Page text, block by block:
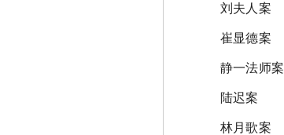
刘夫人案
崔显德案
静一法师案
陆迟案
林月歌案